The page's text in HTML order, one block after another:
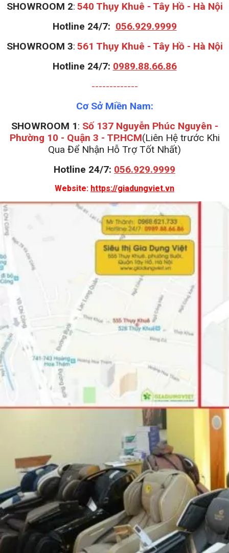
SHOWROOM 2: 540 Thụy Khuê - Tây Hồ - Hà Nội
Hotline 24/7: 056.929.9999
SHOWROOM 3: 561 Thụy Khuê - Tây Hồ - Hà Nội
Hotline 24/7: 0989.88.66.86
-------------
Cơ Sở Miền Nam:
SHOWROOM 1: Số 137 Nguyễn Phúc Nguyên -
Phường 10 - Quận 3 - TP.HCM(Liên Hệ trước Khi
Qua Để Nhận Hỗ Trợ Tốt Nhất)
Hotline 24/7: 056.929.9999
Website: https://giadungviet.vn